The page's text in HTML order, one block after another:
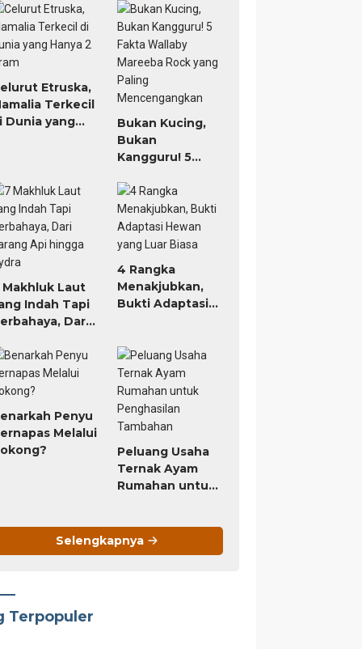
Etruska,
Terkecil
Dunia yang
Bukan Kucing,
Bukan
Kangguru! 5
Mareeba Rock
yang Paling
Mencengangkan
Makhluk Laut
Indah Tapi
Dari
Hydra
4 Rangka
Menakjubkan,
Bukti Adaptasi
Penyu
Melalui
Peluang Usaha
Ternak Ayam
Rumahan untuk
Selengkapnya
Terpopuler